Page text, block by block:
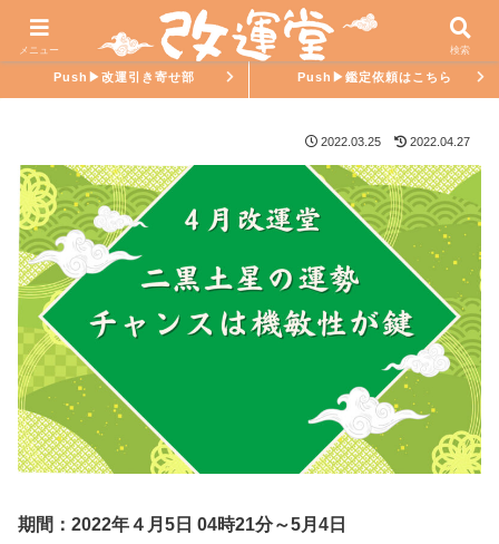
ホーム 氣學ラブ
Push▶︎改運引き寄せ部 Push▶︎鑑定依頼はこちら
2022.03.25 2022.04.27
期間：2022年４月5日 04時21分～5月4日
メニュー 検索